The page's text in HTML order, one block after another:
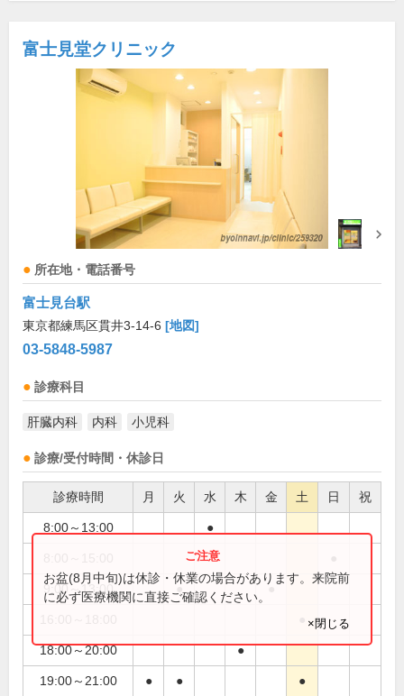
富士見堂クリニック
所在地・電話番号
富士見台駅
東京都練馬区貫井3-14-6 [地図]
03-5848-5987
診療科目
肝臓内科 内科 小児科
診療/受付時間・休診日
診療時間 月 火 水 木 金 土 日 祝
8:00～13:00 ●
9:00～13:00 ● ●
18:00～20:00 ●
19:00～21:00 ● ● ●
お盆(8月中旬)は休診・休業の場合があります。来院前
に必ず医療機関に直接ご確認ください。
×閉じる